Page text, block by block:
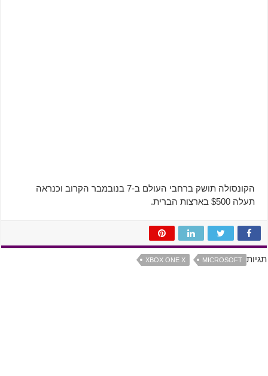
הקונסולה תושק ברחבי העולם ב-7 בנובמבר הקרוב וכנראה
תעלה $500 בארצות הברית.
תגיות MICROSOFT
XBOX ONE X